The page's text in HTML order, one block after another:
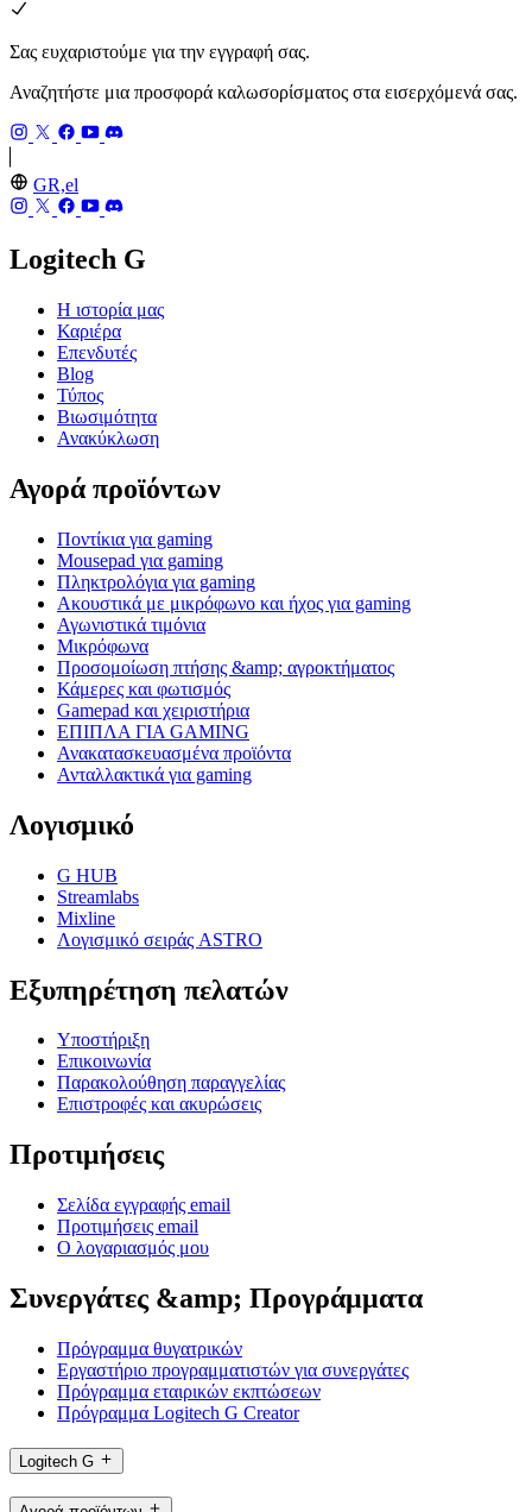
Σας ευχαριστούμε για την εγγραφή σας.
Αναζητήστε μια προσφορά καλωσορίσματος στα εισερχόμενά σας.
GR,el
Logitech G
Η ιστορία μας
Καριέρα
Επενδυτές
Blog
Τύπος
Βιωσιμότητα
Ανακύκλωση
Αγορά προϊόντων
Ποντίκια για gaming
Mousepad για gaming
Πληκτρολόγια για gaming
Ακουστικά με μικρόφωνο και ήχος για gaming
Αγωνιστικά τιμόνια
Μικρόφωνα
Προσομοίωση πτήσης &amp; αγροκτήματος
Κάμερες και φωτισμός
Gamepad και χειριστήρια
ΕΠΙΠΛΑ ΓΙΑ GAMING
Ανακατασκευασμένα προϊόντα
Ανταλλακτικά για gaming
Λογισμικό
G HUB
Streamlabs
Mixline
Λογισμικό σειράς ASTRO
Εξυπηρέτηση πελατών
Υποστήριξη
Επικοινωνία
Παρακολούθηση παραγγελίας
Επιστροφές και ακυρώσεις
Προτιμήσεις
Σελίδα εγγραφής email
Προτιμήσεις email
Ο λογαριασμός μου
Συνεργάτες &amp; Προγράμματα
Πρόγραμμα θυγατρικών
Εργαστήριο προγραμματιστών για συνεργάτες
Πρόγραμμα εταιρικών εκπτώσεων
Πρόγραμμα Logitech G Creator
Logitech G